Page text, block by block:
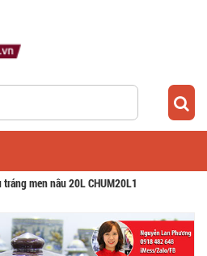
men nâu 20L CHUM20L1